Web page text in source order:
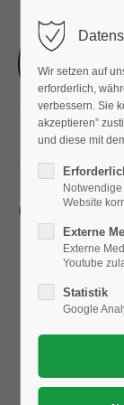
11.12.2022
Geplante
Wir setzen auf
erforderlich,
verbessern. Sie
akzeptieren”
und diese mit
Website
Externe
Externe
Youtube
Statistik
Google